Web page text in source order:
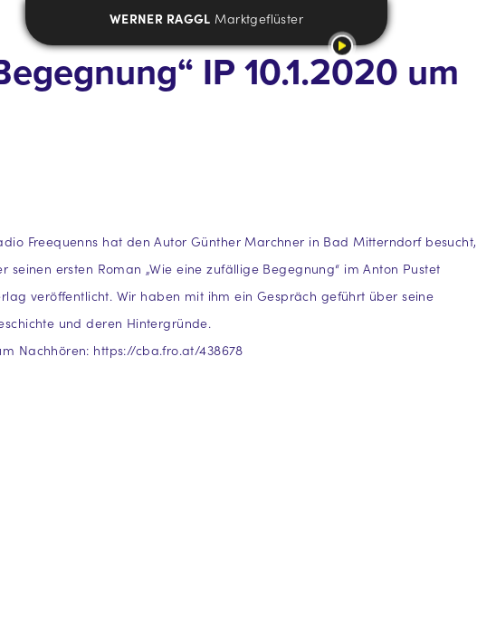
WERNER RAGGL Marktgeflüster
IP 10.1.2020 um
Freequenns hat den Autor Günther Marchner in Bad Mitterndorf besucht,
seinen ersten Roman „Wie eine zufällige Begegnung“ im Anton Pustet
veröffentlicht. Wir haben mit ihm ein Gespräch geführt über seine
und deren Hintergründe.
Nachhören: https://cba.fro.at/438678